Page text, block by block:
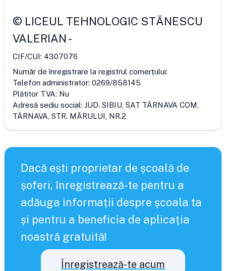
© LICEUL TEHNOLOGIC STĂNESCU
VALERIAN -
CIF/CUI: 4307076
Număr de înregistrare la registrul comerțului:
Telefon administrator: 0269/858145
Plătitor TVA: Nu
Adresă sediu social: JUD. SIBIU, SAT TÂRNAVA COM.
TÂRNAVA, STR. MĂRULUI, NR.2
Dacă ești proprietar de școală de
șoferi, înregistrează-te pentru a
adăuga informații despre școala ta
și pentru a beneficia de aplicația
noastră gratuită!
Înregistrează-te acum